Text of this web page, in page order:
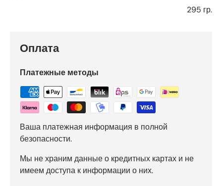
295 гр.
Оплата
Платежные методы
Ваша платежная информация в полной
безопасности.
Мы не храним данные о кредитных картах и не
имеем доступа к информации о них.